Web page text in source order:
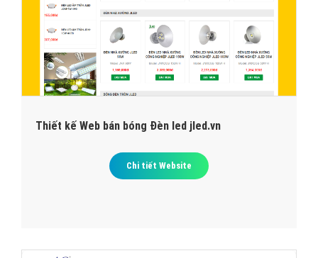
Thiết kế Web bán bóng Đèn led jled.vn
Chi tiết Website